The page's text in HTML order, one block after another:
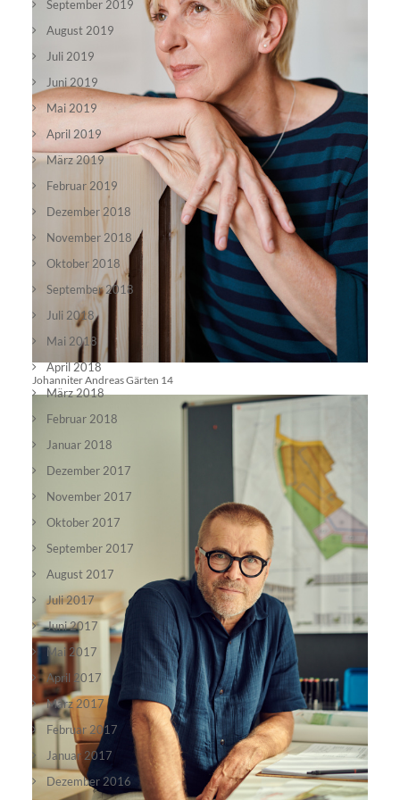
Johanniter Andreas Gärten 14
September 2019
August 2019
Juli 2019
Juni 2019
Mai 2019
April 2019
März 2019
Februar 2019
Dezember 2018
November 2018
Oktober 2018
September 2018
Juli 2018
Mai 2018
April 2018
März 2018
Februar 2018
Januar 2018
Dezember 2017
November 2017
Oktober 2017
September 2017
August 2017
Juli 2017
Juni 2017
Mai 2017
April 2017
März 2017
Februar 2017
Januar 2017
Dezember 2016